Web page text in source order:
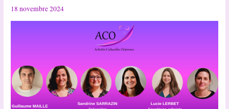
ACO
18 novembre 2024